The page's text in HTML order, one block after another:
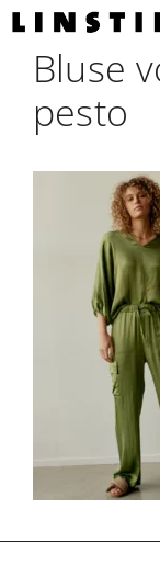
Zum
springenBluse
pesto